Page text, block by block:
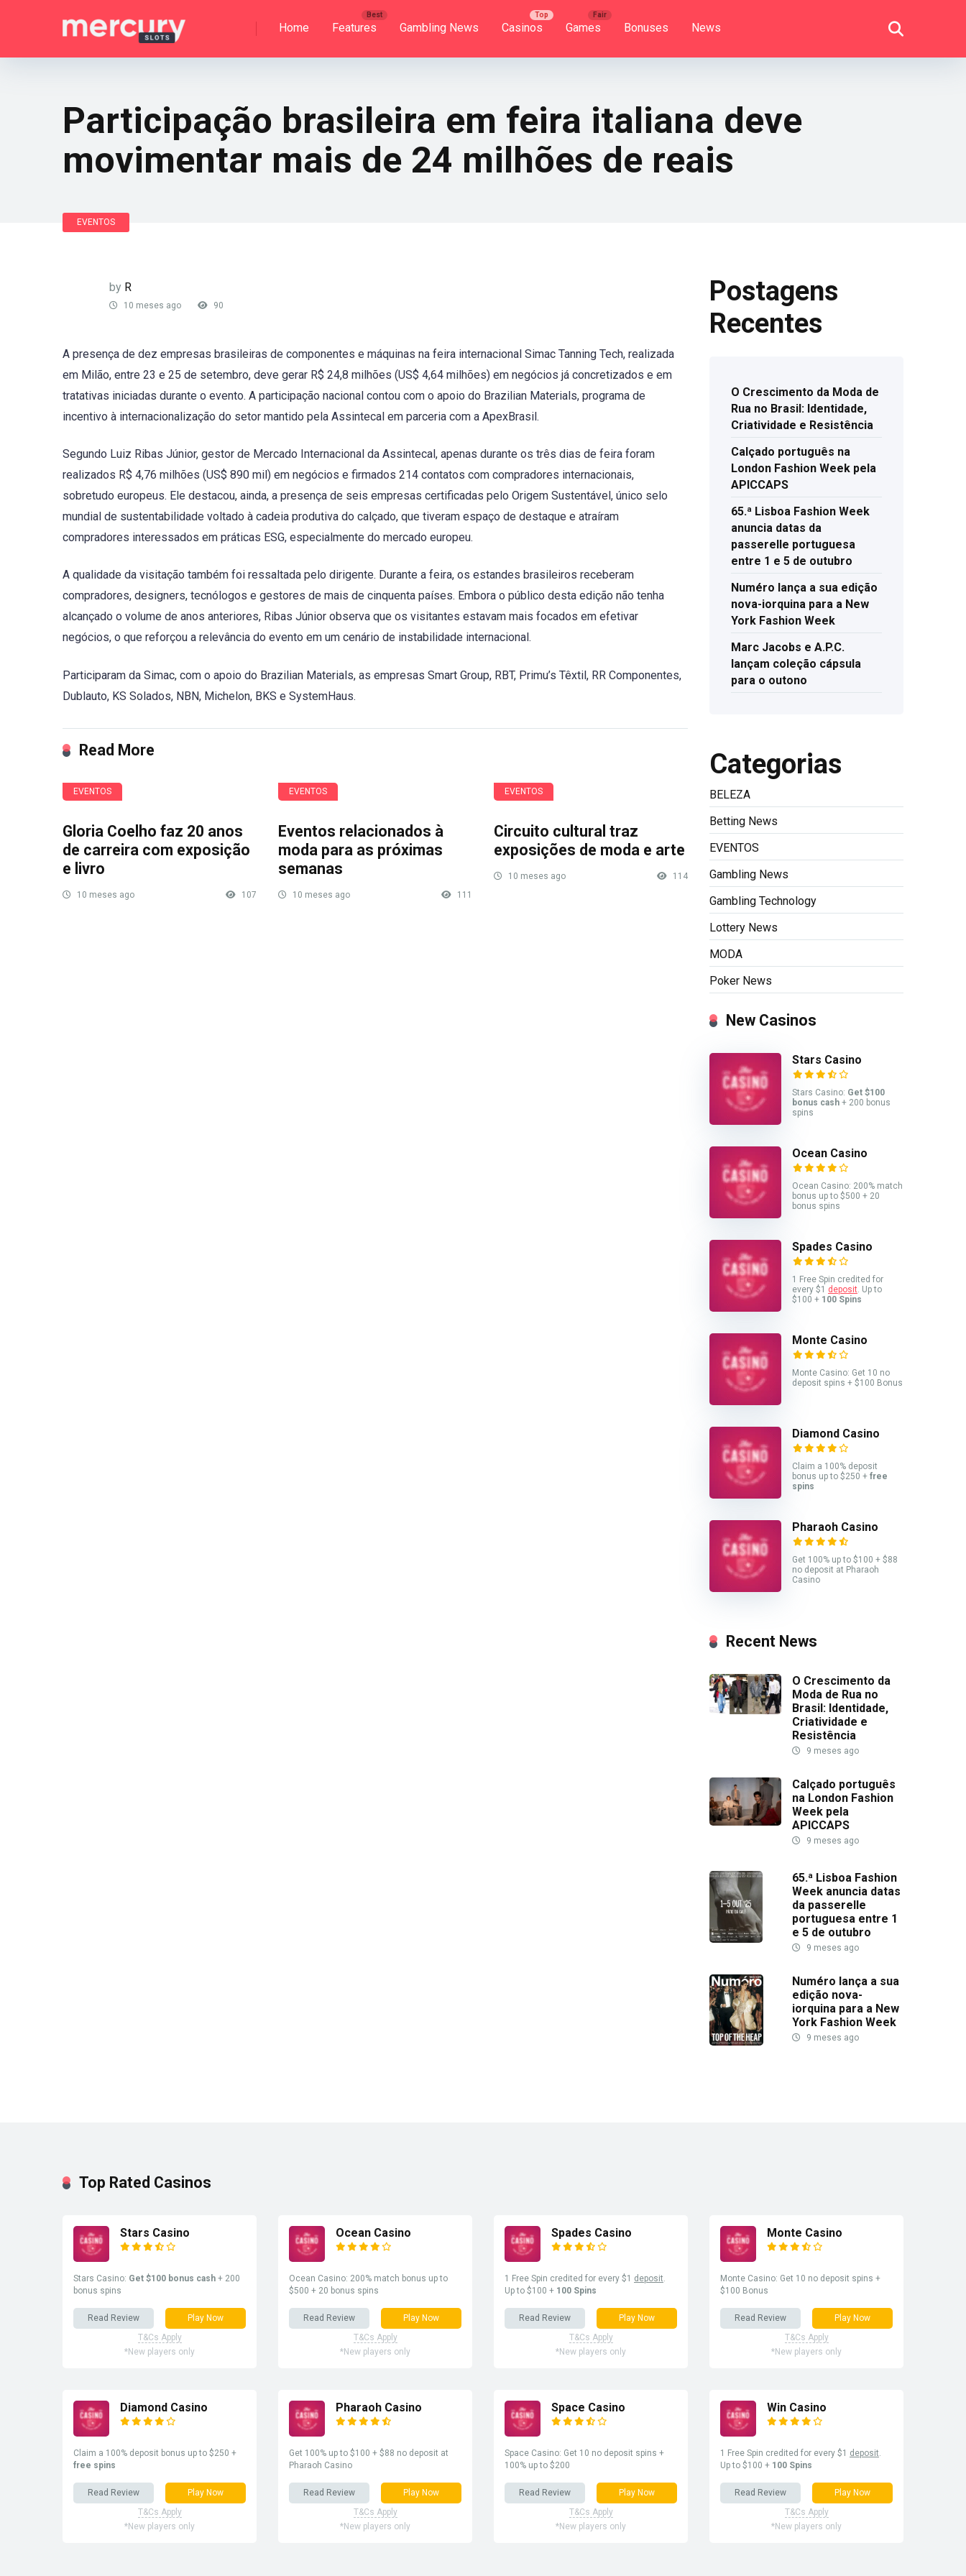
Home Features Gambling News Casinos Games Bonuses News
Participação brasileira em feira italiana deve
movimentar mais de 24 milhões de reais
EVENTOS
by R
10 meses ago 90
A presença de dez empresas brasileiras de componentes e máquinas na feira internacional Simac Tanning Tech, realizada
em Milão, entre 23 e 25 de setembro, deve gerar R$ 24,8 milhões (US$ 4,64 milhões) em negócios já concretizados e em
tratativas iniciadas durante o evento. A participação nacional contou com o apoio do Brazilian Materials, programa de
incentivo à internacionalização do setor mantido pela Assintecal em parceria com a ApexBrasil.
Segundo Luiz Ribas Júnior, gestor de Mercado Internacional da Assintecal, apenas durante os três dias de feira foram
realizados R$ 4,76 milhões (US$ 890 mil) em negócios e firmados 214 contatos com compradores internacionais,
sobretudo europeus. Ele destacou, ainda, a presença de seis empresas certificadas pelo Origem Sustentável, único selo
mundial de sustentabilidade voltado à cadeia produtiva do calçado, que tiveram espaço de destaque e atraíram
compradores interessados em práticas ESG, especialmente do mercado europeu.
A qualidade da visitação também foi ressaltada pelo dirigente. Durante a feira, os estandes brasileiros receberam
compradores, designers, tecnólogos e gestores de mais de cinquenta países. Embora o público desta edição não tenha
alcançado o volume de anos anteriores, Ribas Júnior observa que os visitantes estavam mais focados em efetivar
negócios, o que reforçou a relevância do evento em um cenário de instabilidade internacional.
Participaram da Simac, com o apoio do Brazilian Materials, as empresas Smart Group, RBT, Primu’s Têxtil, RR Componentes,
Dublauto, KS Solados, NBN, Michelon, BKS e SystemHaus.
Read More
EVENTOS
Gloria Coelho faz 20 anos
de carreira com exposição
e livro
10 meses ago 107
EVENTOS
Eventos relacionados à
moda para as próximas
semanas
10 meses ago 111
EVENTOS
Circuito cultural traz
exposições de moda e arte
10 meses ago 114
Postagens
Recentes
O Crescimento da Moda de
Rua no Brasil: Identidade,
Criatividade e Resistência
Calçado português na
London Fashion Week pela
APICCAPS
65.ª Lisboa Fashion Week
anuncia datas da
passerelle portuguesa
entre 1 e 5 de outubro
Numéro lança a sua edição
nova-iorquina para a New
York Fashion Week
Marc Jacobs e A.P.C.
lançam coleção cápsula
para o outono
Categorias
BELEZA
Betting News
EVENTOS
Gambling News
Gambling Technology
Lottery News
MODA
Poker News
New Casinos
Stars Casino
Stars Casino: Get $100
bonus cash + 200 bonus
spins
Ocean Casino
Ocean Casino: 200% match
bonus up to $500 + 20
bonus spins
Spades Casino
1 Free Spin credited for
every $1 deposit. Up to
$100 + 100 Spins
Monte Casino
Monte Casino: Get 10 no
deposit spins + $100 Bonus
Diamond Casino
Claim a 100% deposit
bonus up to $250 + free
spins
Pharaoh Casino
Get 100% up to $100 + $88
no deposit at Pharaoh
Casino
Recent News
O Crescimento da
Moda de Rua no
Brasil: Identidade,
Criatividade e
Resistência
9 meses ago
Calçado português
na London Fashion
Week pela
APICCAPS
9 meses ago
65.ª Lisboa Fashion
Week anuncia datas
da passerelle
portuguesa entre 1
e 5 de outubro
9 meses ago
Numéro lança a sua
edição nova-
iorquina para a New
York Fashion Week
9 meses ago
Top Rated Casinos
Stars Casino
Stars Casino: Get $100 bonus cash + 200
bonus spins
Read Review
Play Now
T&Cs Apply
*New players only
Ocean Casino
Ocean Casino: 200% match bonus up to
$500 + 20 bonus spins
Read Review
Play Now
T&Cs Apply
*New players only
Spades Casino
1 Free Spin credited for every $1 deposit
Up to $100 + 100 Spins
Read Review
Play Now
T&Cs Apply
*New players only
Monte Casino
Monte Casino: Get 10 no deposit spins +
$100 Bonus
Read Review
Play Now
T&Cs Apply
*New players only
Diamond Casino
Claim a 100% deposit bonus up to $250 +
free spins
Read Review
Play Now
T&Cs Apply
*New players only
Pharaoh Casino
Get 100% up to $100 + $88 no deposit at
Pharaoh Casino
Read Review
Play Now
T&Cs Apply
*New players only
Space Casino
Space Casino: Get 10 no deposit spins +
100% up to $200
Read Review
Play Now
T&Cs Apply
*New players only
Win Casino
1 Free Spin credited for every $1 deposit
Up to $100 + 100 Spins
Read Review
Play Now
T&Cs Apply
*New players only